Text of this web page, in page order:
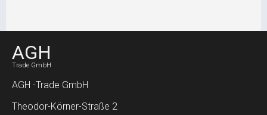
AGH
Trade GmbH
AGH -Trade GmbH
Theodor-Körner-Straße 2